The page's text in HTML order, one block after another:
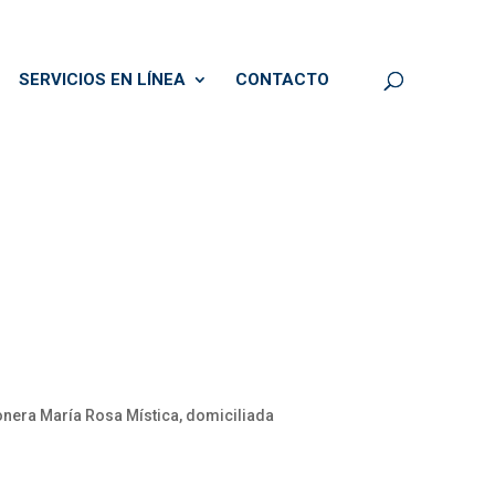
SERVICIOS EN LÍNEA CONTACTO
María Rosa Mística, domiciliada